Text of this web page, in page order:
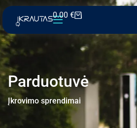
0.00 €
Parduotuvė
Įkrovimo sprendimai